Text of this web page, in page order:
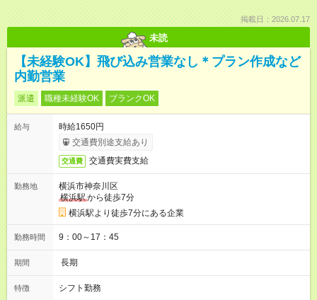
掲載日：2026.07.17
未読
【未経験OK】飛び込み営業なし＊プラン作成など
内勤営業
派遣 職種未経験OK ブランクOK
給与
時給1650円
交通費別途支給あり
交通費 交通費実費支給
勤務地
横浜市神奈川区
横浜駅から徒歩7分
横浜駅より徒歩7分にある企業
勤務時間 9：00～17：45
期間 長期
特徴 シフト勤務